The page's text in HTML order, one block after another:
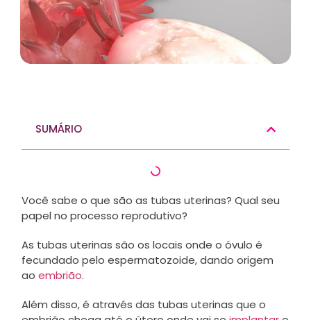
SUMÁRIO
Você sabe o que são as tubas uterinas? Qual seu
papel no processo reprodutivo?
As tubas uterinas são os locais onde o óvulo é
fecundado pelo espermatozoide, dando origem
ao embrião.
Além disso, é através das tubas uterinas que o